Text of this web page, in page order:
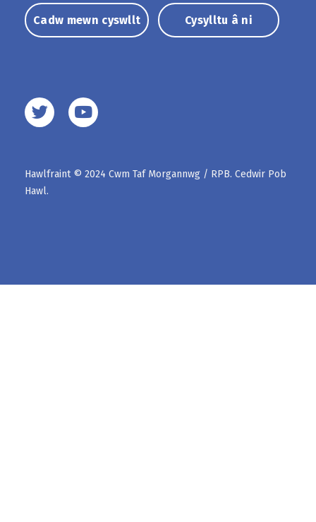
Cadw mewn cyswllt Cysylltu â ni
Hawlfraint © 2024 Cwm Taf Morgannwg / RPB. Cedwir Pob
Hawl.